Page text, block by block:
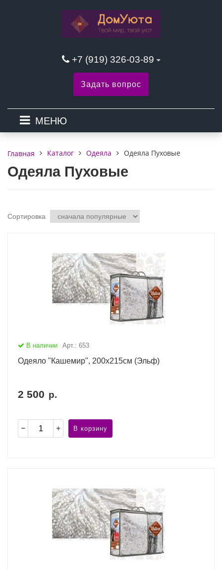
+7 (919) 326-03-89
Задать вопрос
МЕНЮ
Главная Каталог Одеяла Одеяла Пуховые
Одеяла Пуховые
Сортировка
В наличии Арт.: 653
Одеяло "Кашемир", 200х215см (Эльф)
2 500 р.
В корзину